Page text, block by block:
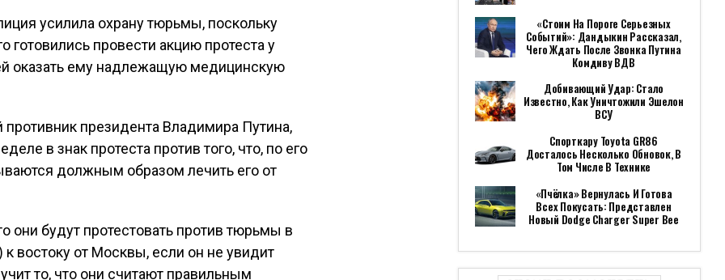
усилила охрану тюрьмы, поскольку
готовились провести акцию протеста у
оказать ему надлежащую медицинскую
президента Владимира Путина,
в знак протеста против того, что, по его
должным образом лечить его от
они будут протестовать против тюрьмы в
востоку от Москвы, если он не увидит
то, что они считают правильным
«Стоим На Пороге Серьезных
Событий»: Дандыкин Рассказал,
Чего Ждать После Звонка Путина
Комдиву ВДВ
Добивающий Удар: Стало
Известно, Как Уничтожили Эшелон
ВСУ
Спорткару Toyota GR86
Досталось Несколько Обновок, В
Том Числе В Технике
«Пчёлка» Вернулась И Готова
Всех Покусать: Представлен
Новый Dodge Charger Super Bee